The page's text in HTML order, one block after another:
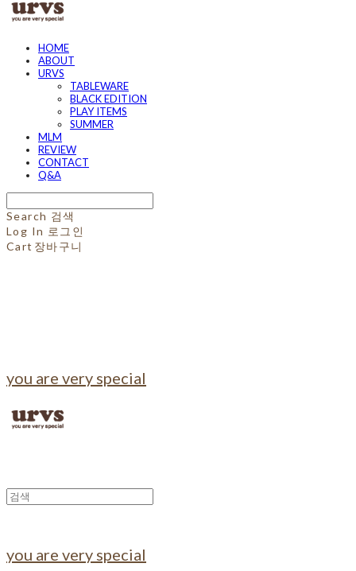
HOME
ABOUT
URVS
TABLEWARE
BLACK EDITION
PLAY ITEMS
SUMMER
MLM
REVIEW
CONTACT
Q&A
Search 검색
Log In 로그인
Cart 장바구니
you are very special
you are very special